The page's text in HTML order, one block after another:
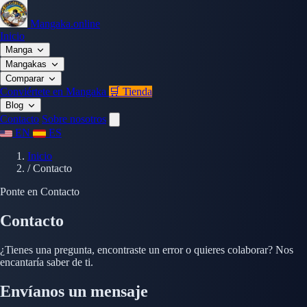
Mangaka.online
Inicio
Manga
Mangakas
Comparar
Conviértete en Mangaka 🛒 Tienda
Blog
Contacto Sobre nosotros
EN
ES
Inicio
/ Contacto
Ponte en Contacto
Contacto
¿Tienes una pregunta, encontraste un error o quieres colaborar? Nos
encantaría saber de ti.
Envíanos un mensaje